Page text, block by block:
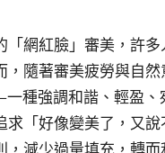
網紅臉」審美，許
隨著審美疲勞與自
種強調和諧、輕盈、
「好像變美了，又
減少過量填充，轉而